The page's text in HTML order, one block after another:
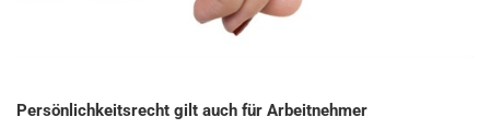
Persönlichkeitsrecht gilt auch für Arbeitnehmer